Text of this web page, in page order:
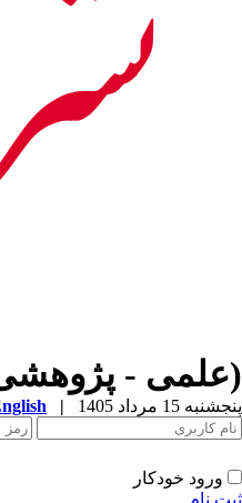
(علمی -
پنجشنبه 15 مرداد 1405 |
ورود خودکار
ثبت نام